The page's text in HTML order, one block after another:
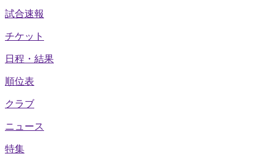
試合速報
チケット
日程・結果
順位表
クラブ
ニュース
特集